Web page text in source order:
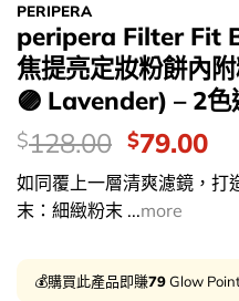
PERIPERA
peripera Filter Fit
焦提亮定妝粉餅內
🟣 Lavender) – 2色
價
錢：
$128.00 Original
price
was:
$128.00.
$79.00
is:
如同覆上一層清爽濾鏡，打
末：細緻粉末 ...more
💰購買此產品即賺79Glow